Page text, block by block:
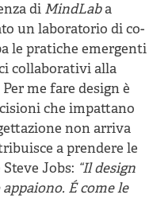
di MindLaba
un laboratorio di co-
le pratiche emergenti
collaborativi alla
me fare design è
che impattano
non arriva
a prendere le
Jobs: “Il design
É come le